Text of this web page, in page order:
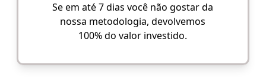
Se em até 7 dias você não gostar da
nossa metodologia, devolvemos
100% do valor investido.